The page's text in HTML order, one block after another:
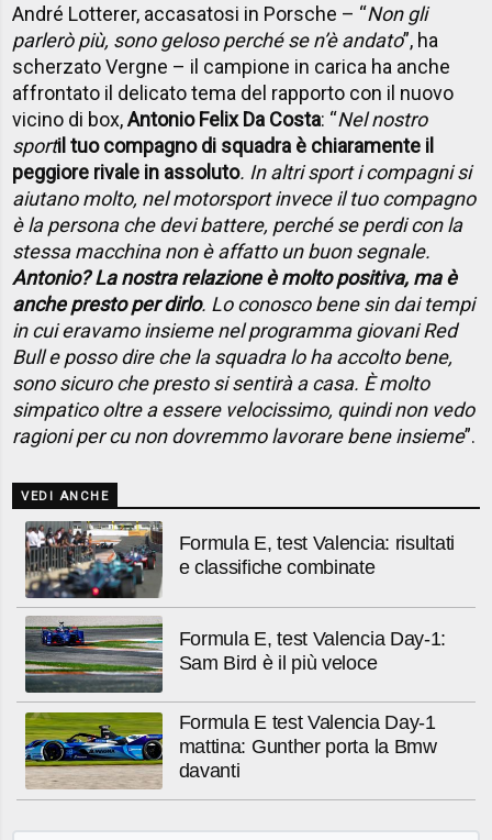
André Lotterer, accasatosi in Porsche – “Non gli
parlerò più, sono geloso perché se n’è andato”, ha
scherzato Vergne – il campione in carica ha anche
affrontato il delicato tema del rapporto con il nuovo
vicino di box,Antonio Felix Da Costa: “Nel nostro
sportil tuo compagno di squadra è chiaramente il
peggiore rivale in assoluto. In altri sport i compagni si
aiutano molto, nel motorsport invece il tuo compagno
è la persona che devi battere, perché se perdi con la
stessa macchina non è affatto un buon segnale.
Antonio? La nostra relazione è molto positiva, ma è
anche presto per dirlo. Lo conosco bene sin dai tempi
in cui eravamo insieme nel programma giovani Red
Bull e posso dire che la squadra lo ha accolto bene,
sono sicuro che presto si sentirà a casa. È molto
simpatico oltre a essere velocissimo, quindi non vedo
ragioni per cu non dovremmo lavorare bene insieme”.
VEDI ANCHE
Formula E, test Valencia: risultati
e classifiche combinate
Formula E, test Valencia Day-1:
Sam Bird è il più veloce
Formula E test Valencia Day-1
mattina: Gunther porta la Bmw
davanti